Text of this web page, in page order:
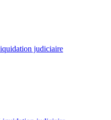
judiciaire